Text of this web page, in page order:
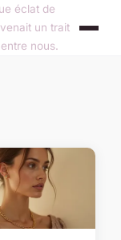
éclat de
un trait
nous.